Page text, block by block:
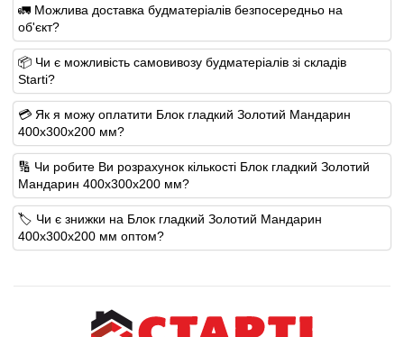
🚛 Можлива доставка будматеріалів безпосередньо на
об'єкт?
📦 Чи є можливість самовивозу будматеріалів зі складів
Starti?
💳 Як я можу оплатити Блок гладкий Золотий Мандарин
400х300х200 мм?
🔢 Чи робите Ви розрахунок кількості Блок гладкий Золотий
Мандарин 400х300х200 мм?
🏷️ Чи є знижки на Блок гладкий Золотий Мандарин
400х300х200 мм оптом?